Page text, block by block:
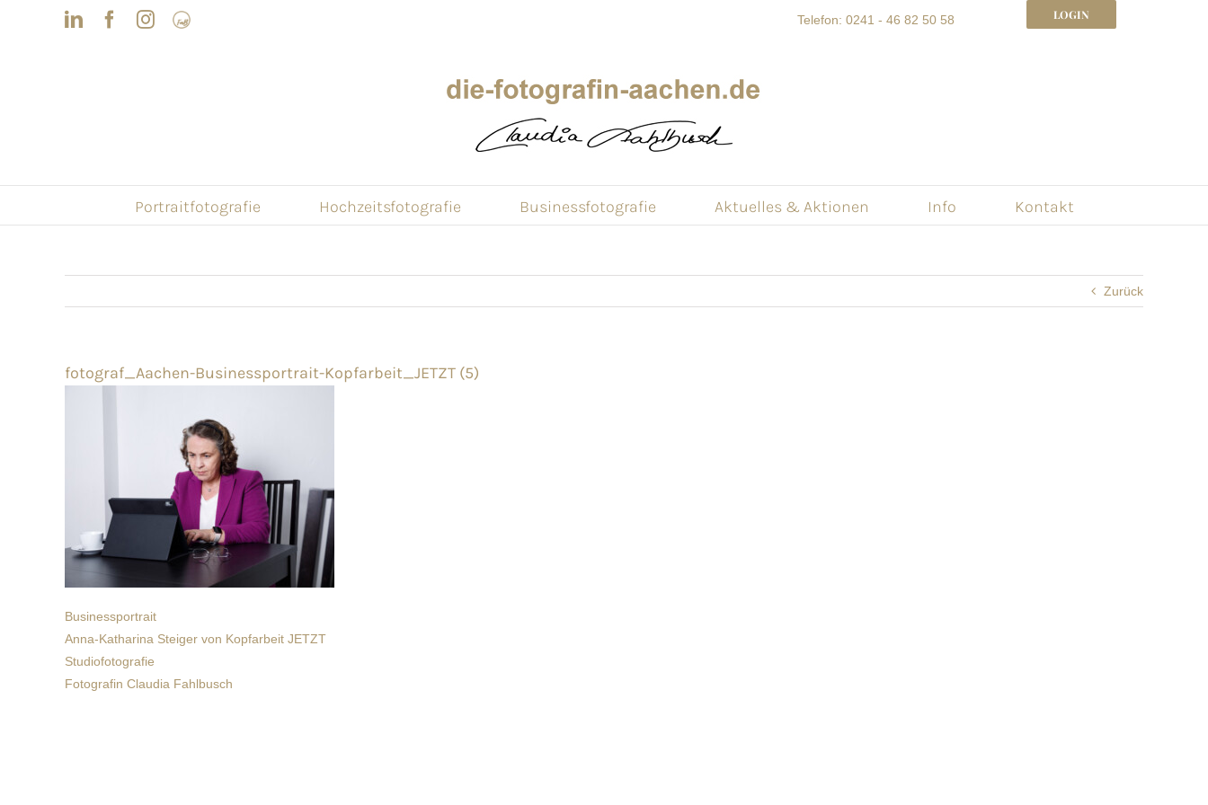
LinkedInFacebook
Instagram
Frau
Telefon: 0241 - 46 82 50 58 LOGIN
Portraitfotografie Hochzeitsfotografie Businessfotografie Aktuelles & Aktionen Info Kontakt
Zurück
fotograf_Aachen-Businessportrait-Kopfarbeit_JETZT (5)
Businessportrait
Anna-Katharina Steiger von Kopfarbeit JETZT
Studiofotografie
Fotografin Claudia Fahlbusch